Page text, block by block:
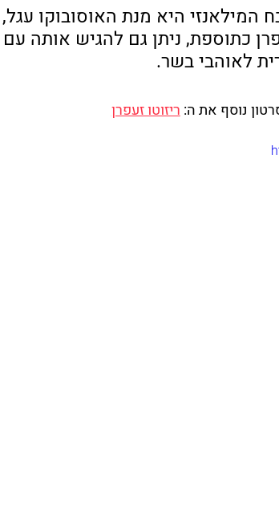
המילאנזי היא מנת האוסובוקו
כתוספת, ניתן גם להגיש אותה
לאוהבי בשר.
נוסף את ה: ריזוטו זעפרן